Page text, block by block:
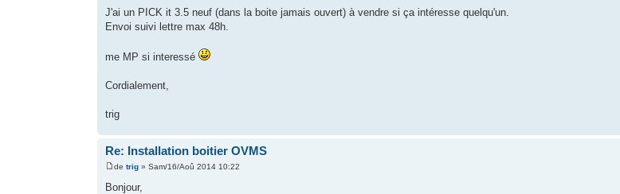
J'ai un PICK it 3.5 neuf (dans la boite jamais ouvert) à vendre si ça intéresse quelqu'un.
Envoi suivi lettre max 48h.
me MP si interessé
Cordialement,
trig
Re: Installation boitier OVMS
de trig » Sam/16/Aoû 2014 10:22
Bonjour,